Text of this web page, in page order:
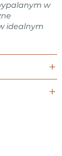
w
idealnym